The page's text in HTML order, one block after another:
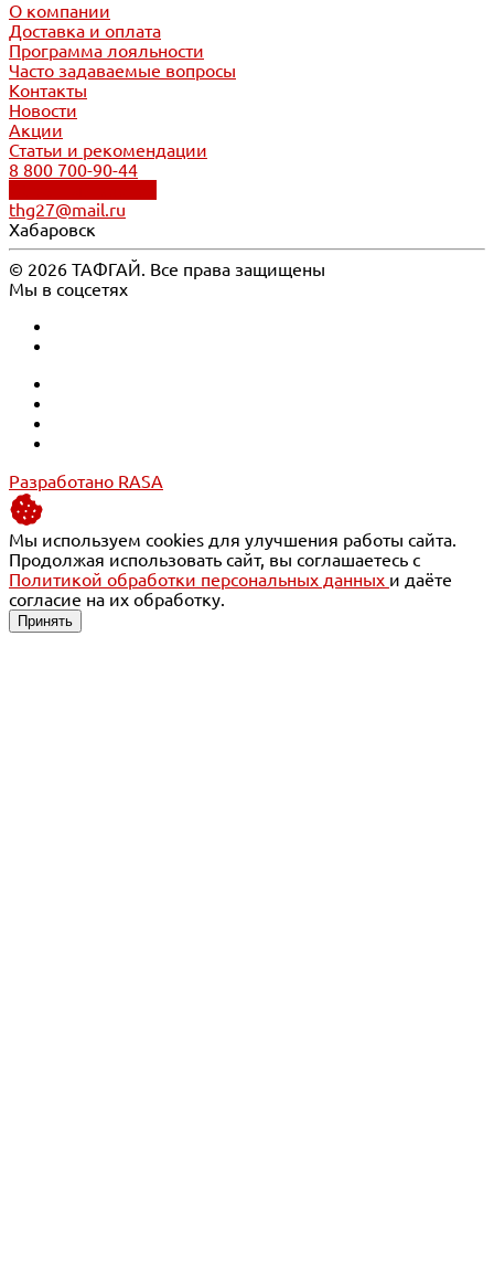
О компании
Доставка и оплата
Программа лояльности
Часто задаваемые вопросы
Контакты
Новости
Акции
Статьи и рекомендации
8 800 700-90-44
thg27@mail.ru
Хабаровск
© 2026 ТАФГАЙ. Все права защищены
Мы в соцсетях
Разработано RASA
Мы используем cookies для улучшения работы сайта.
Продолжая использовать сайт, вы соглашаетесь с
Политикой обработки персональных данных и даёте
согласие на их обработку.
Принять